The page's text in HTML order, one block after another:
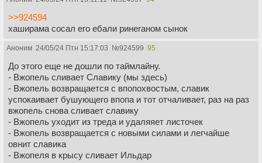
>>924594
хаширама сосал его ебали ринеганом сынок
Аноним 24/05/24 Птн 15:17:03 №924599 95
До этого еще не дошли по таймлайну.
- Вжопель сливает Славику (мы здесь)
- Вжопель возвращается с впопохвостым, славик
успокаивает бушующего впопа и тот отчаливает, раз на раз
вжопель снова сливает славику
- Вжопель уходит из треда и удаляяет листочек
- Вжопель возвращается с новыми силами и легчайше
овнит славика
- Вжопеля в крысу сливает Ильдар